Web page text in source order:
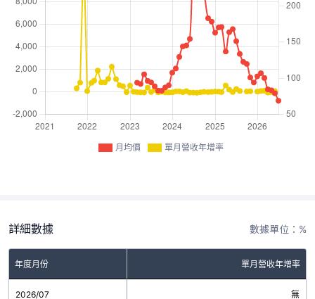
月均價 單月營收年增率
詳細數據 數據單位：%
年度月份 單月營收年增率
2026/07 無